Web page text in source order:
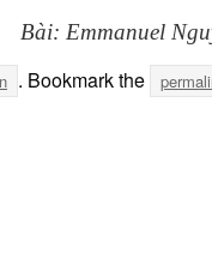
Bài: Emmanuel
. Bookmark the